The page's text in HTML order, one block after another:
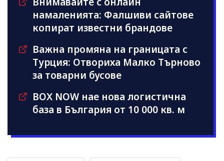
намаленията: Фалшиви сайтове
копират известни брандове
Важна промяна на границата с
Турция: Отвориха Малко Търново
за товарни бусове
BOX NOW нае нова логистична
база в България от 10 000 кв. м